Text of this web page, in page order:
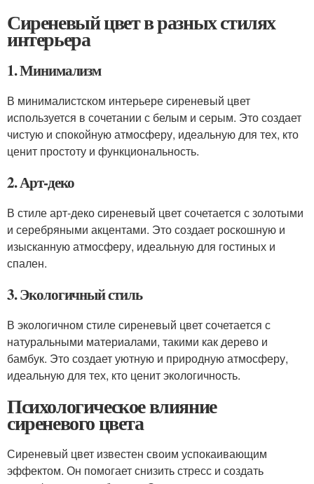
Сиреневый цвет в разных стилях
интерьера
1. Минимализм
В минималистском интерьере сиреневый цвет
используется в сочетании с белым и серым. Это создает
чистую и спокойную атмосферу, идеальную для тех, кто
ценит простоту и функциональность.
2. Арт-деко
В стиле арт-деко сиреневый цвет сочетается с золотыми
и серебряными акцентами. Это создает роскошную и
изысканную атмосферу, идеальную для гостиных и
спален.
3. Экологичный стиль
В экологичном стиле сиреневый цвет сочетается с
натуральными материалами, такими как дерево и
бамбук. Это создает уютную и природную атмосферу,
идеальную для тех, кто ценит экологичность.
Психологическое влияние
сиреневого цвета
Сиреневый цвет известен своим успокаивающим
эффектом. Он помогает снизить стресс и создать